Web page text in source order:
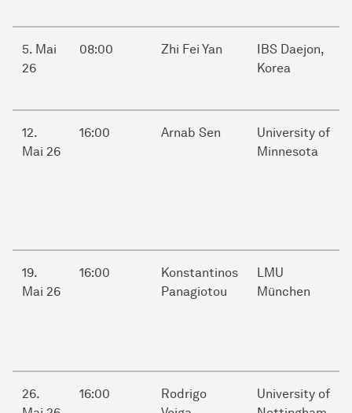
5. Mai
26
08:00 Zhi Fei Yan
IBS Daejon,
Korea
12.
Mai 26
16:00 Arnab Sen
University of
Minnesota
19.
Mai 26
16:00
Konstantinos
Panagiotou
LMU
München
26.
16:00
Rodrigo
University of